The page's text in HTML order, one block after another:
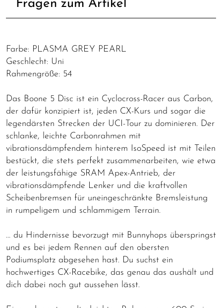
Fragen zum Artikel
Farbe: PLASMA GREY PEARL
Geschlecht: Uni
Rahmengröße: 54
Das Boone 5 Disc ist ein Cyclocross-Racer aus Carbon,
der dafür konzipiert ist, jeden CX-Kurs und sogar die
legendärsten Strecken der UCI-Tour zu dominieren. Der
schlanke, leichte Carbonrahmen mit
vibrationsdämpfendem hinterem IsoSpeed ist mit Teilen
bestückt, die stets perfekt zusammenarbeiten, wie etwa
der leistungsfähige SRAM Apex-Antrieb, der
vibrationsdämpfende Lenker und die kraftvollen
Scheibenbremsen für uneingeschränkte Bremsleistung
in rumpeligem und schlammigem Terrain.
… du Hindernisse bevorzugt mit Bunnyhops überspringst
und es bei jedem Rennen auf den obersten
Podiumsplatz abgesehen hast. Du suchst ein
hochwertiges CX-Racebike, das genau das aushält und
dich dabei noch gut aussehen lässt.